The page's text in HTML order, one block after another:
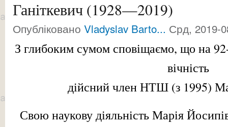
Ганіткевич (1928—2019)
Опубліковано Vladyslav Barto... Срд, 2019-
З глибоким сумом сповіщаємо, що на
вічність
дійсний член НТШ (з 1995)
Свою наукову діяльність Марія